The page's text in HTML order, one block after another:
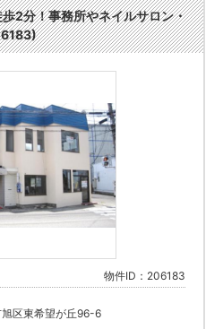
2分！事務所やネイルサロン・
物件ID：206183
区東希望が丘96-6